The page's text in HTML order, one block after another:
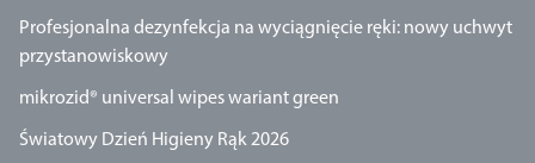
Profesjonalna dezynfekcja na wyciągnięcie ręki: nowy uchwyt
przystanowiskowy
mikrozid® universal wipes wariant green
Światowy Dzień Higieny Rąk 2026